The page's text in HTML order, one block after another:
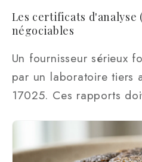
Les certificats d'analyse
négociables
Un fournisseur sérieux
par un laboratoire tiers
17025. Ces rapports